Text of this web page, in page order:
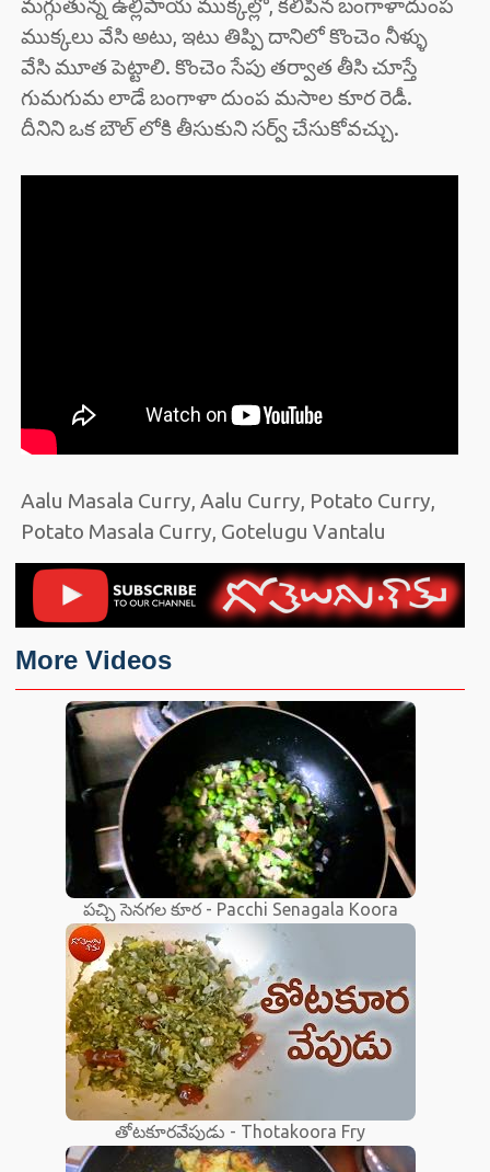
మగ్గుతున్న ఉల్లిపాయ ముక్కల్లో, కలిపిన బంగాళాదుంప
ముక్కలు వేసి అటు, ఇటు తిప్పి దానిలో కొంచెం నీళ్ళు
వేసి మూత పెట్టాలి. కొంచెం సేపు తర్వాత తీసి చూస్తే
గుమగుమ లాడే బంగాళా దుంప మసాల కూర రెడీ.
దీనిని ఒక బౌల్ లోకి తీసుకుని సర్వ్ చేసుకోవచ్చు.
Aalu Masala Curry, Aalu Curry, Potato Curry,
Potato Masala Curry, Gotelugu Vantalu
More Videos
పచ్చి సెనగల కూర - Pacchi Senagala Koora
తోటకూరవేపుడు - Thotakoora Fry